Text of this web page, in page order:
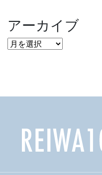
アーカイブ
ア